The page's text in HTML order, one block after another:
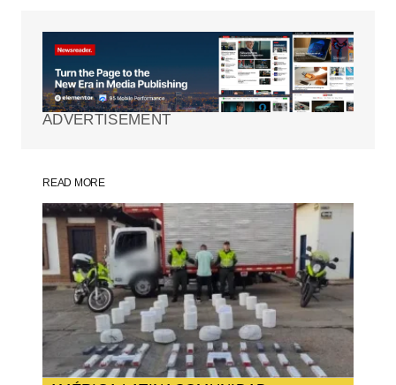
Tu dirección de correo electrónico no será
Los campos obligatorios están
marcados con*
Your Name
Your E-mail*
Guarda mi nombre, correo electrónico y
web en este navegador para la próxima
vez que comente.
ADVERTISEMENT
READ MORE